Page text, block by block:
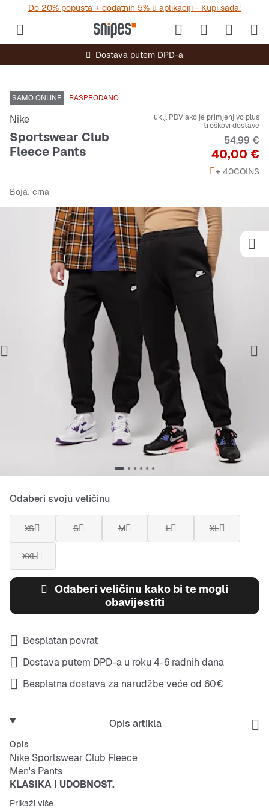
Do 20% popusta + dodatnih 5% u aplikaciji - Kupi sada!
Dostava putem DPD-a
SAMO ONLINE RASPRODANO
Nike
Sportswear Club
Fleece Pants
uklj. PDV ako je primjenjivo plus
troškovi dostave
Cijena
40,00 €
54,99 €
+ 40COINS
Boja: crna
Odaberi svoju veličinu
XS S M L XL
XXL
Odaberi veličinu kako bi te mogli
obavijestiti
Besplatan povrat
Dostava putem DPD-a u roku 4-6 radnih dana
Besplatna dostava za narudžbe veće od 60€
Opis artikla
Opis
Nike Sportswear Club Fleece
Men's Pants
KLASIKA I UDOBNOST.
Hlače od flisa Nike Sportswear Club kombiniraju
Prikaži više